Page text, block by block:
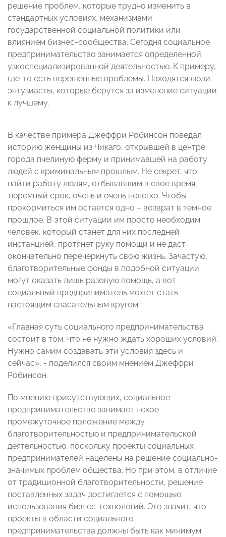
решение проблем, которые трудно изменить в
стандартных условиях, механизмами
государственной социальной политики или
влиянием бизнес-сообщества. Сегодня социальное
предпринимательство занимается определенной
узкоспециализированной деятельностью. К примеру,
где-то есть нерешенные проблемы. Находятся люди-
энтузиасты, которые берутся за изменение ситуации
к лучшему.
В качестве примера Джеффри Робинсон поведал
историю женщины из Чикаго, открывшей в центре
города пчелиную ферму и принимавшей на работу
людей с криминальным прошлым. Не секрет, что
найти работу людям, отбывавшим в свое время
тюремный срок, очень и очень нелегко. Чтобы
прокормиться им остается одно – возврат в темное
прошлое. В этой ситуации им просто необходим
человек, который станет для них последней
инстанцией, протянет руку помощи и не даст
окончательно перечеркнуть свою жизнь. Зачастую,
благотворительные фонды в подобной ситуации
могут оказать лишь разовую помощь, а вот
социальный предприниматель может стать
настоящим спасательным кругом.
«Главная суть социального предпринимательства
состоит в том, что не нужно ждать хороших условий.
Нужно самим создавать эти условия здесь и
сейчас», - поделился своим мнением Джеффри
Робинсон.
По мнению присутствующих, социальное
предпринимательство занимает некое
промежуточное положение между
благотворительностью и предпринимательской
деятельностью, поскольку проекты социальных
предпринимателей нацелены на решение социально-
значимых проблем общества. Но при этом, в отличие
от традиционной благотворительности, решение
поставленных задач достигается с помощью
использования бизнес-технологий. Это значит, что
проекты в области социального
предпринимательства должны быть как минимум